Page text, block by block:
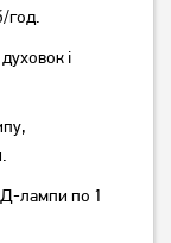
год.
і
лампи по 1